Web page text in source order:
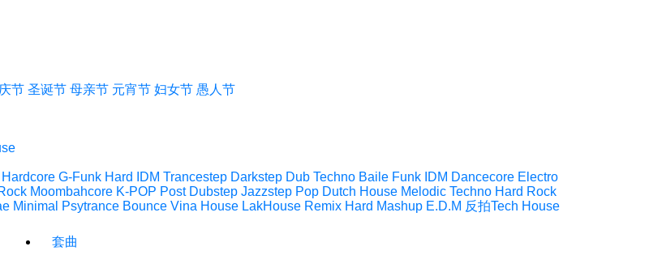
节 圣诞节 母亲节 元宵节 妇女节 愚人节
G-Funk Hard IDM Trancestep Darkstep Dub Techno Baile Funk IDM Dancecore Electro
Moombahcore K-POP Post Dubstep Jazzstep Pop Dutch House Melodic Techno Hard Rock
Minimal Psytrance Bounce Vina House LakHouse Remix Hard Mashup E.D.M 反拍Tech House
套曲